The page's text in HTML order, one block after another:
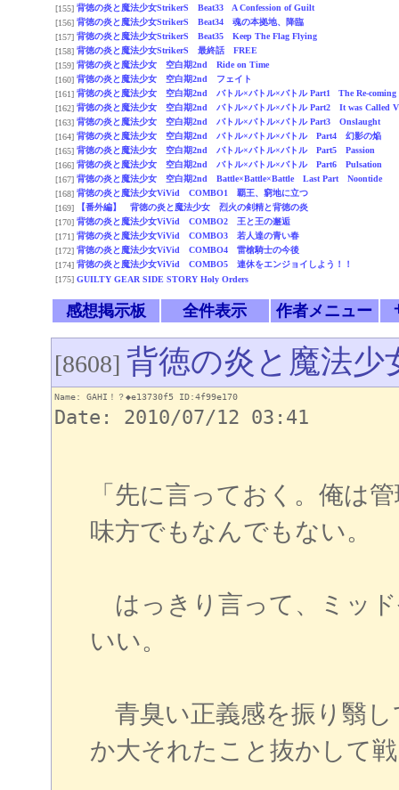
[155] 背徳の炎と魔法少女StrikerS Beat33 A Confession of Guilt
[156] 背徳の炎と魔法少女StrikerS Beat34 魂の本拠地、降臨
[157] 背徳の炎と魔法少女StrikerS Beat35 Keep The Flag Flying
[158] 背徳の炎と魔法少女StrikerS 最終話 FREE
[159] 背徳の炎と魔法少女 空白期2nd Ride on Time
[160] 背徳の炎と魔法少女 空白期2nd フェイト
[161] 背徳の炎と魔法少女 空白期2nd バトル×バトル×バトル Part1 The Re-coming
[162] 背徳の炎と魔法少女 空白期2nd バトル×バトル×バトル Part2 It was Called
[163] 背徳の炎と魔法少女 空白期2nd バトル×バトル×バトル Part3 Onslaught
[164] 背徳の炎と魔法少女 空白期2nd バトル×バトル×バトル Part4 幻影の焔
[165] 背徳の炎と魔法少女 空白期2nd バトル×バトル×バトル Part5 Passion
[166] 背徳の炎と魔法少女 空白期2nd バトル×バトル×バトル Part6 Pulsation
[167] 背徳の炎と魔法少女 空白期2nd Battle×Battle×Battle Last Part Noontide
[168] 背徳の炎と魔法少女ViVid COMBO1 覇王、窮地に立つ
[169]
【番外編】 背徳の炎と魔法少女 烈火の剣精と背徳の炎
[170] 背徳の炎と魔法少女ViVid COMBO2 王と王の邂逅
[171] 背徳の炎と魔法少女ViVid COMBO3 若人達の青い春
[172] 背徳の炎と魔法少女ViVid COMBO4 雷槍騎士の今後
[174] 背徳の炎と魔法少女ViVid COMBO5 連休をエンジョイしよう！！
[175] GUILTY GEAR SIDE STORY Holy Orders
感想掲示板 全件表示 作者メニュー
[8608] 背徳の炎と魔法
Name: GAHI！？◆e13730f5 ID:4f99e170
Date: 2010/07/12 03:41
「先に言っておく。俺は
味方でもなんでもない。
はっきり言って、ミッ
いい。
青臭い正義感を振り翳し
か大それたこと抜かして